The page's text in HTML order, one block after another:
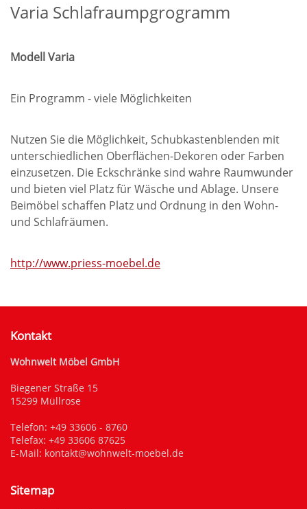
Varia Schlafraumpgrogramm
Modell Varia
Ein Programm - viele Möglichkeiten
Nutzen Sie die Möglichkeit, Schubkastenblenden mit
unterschiedlichen Oberflächen-Dekoren oder Farben
einzusetzen. Die Eckschränke sind wahre Raumwunder
und bieten viel Platz für Wäsche und Ablage. Unsere
Beimöbel schaffen Platz und Ordnung in den Wohn-
und Schlafräumen.
http://www.priess-moebel.de
Kontakt
Wohnwelt Möbel GmbH
Biegener Straße 15
15299 Müllrose
Telefon: +49 33606 - 8760
Telefax: +49 33606 87625
E-Mail: kontakt@wohnwelt-moebel.de
Sitemap